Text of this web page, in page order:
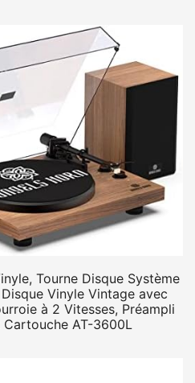
Tourne Disque Système
Vinyle Vintage avec
à 2 Vitesses, Préampli
AT-3600L